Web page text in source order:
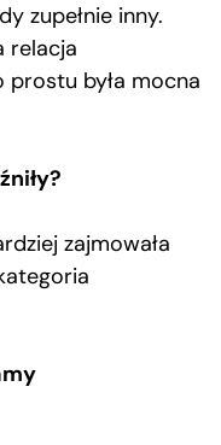
zupełnie inny.
relacja
była mocna
zajmowała